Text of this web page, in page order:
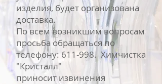
изделия, будет организована
доставка.
По всем возникшим вопросам
просьба обращаться по
телефону: 611-998. Химчистка
"Кристалл"
приносит извинения